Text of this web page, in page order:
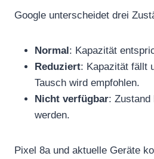
Google unterscheidet drei
Normal: Kapazität
Reduziert: Kapazität fällt
Tausch wird empfohlen.
Nicht verfügbar: Zustand
werden.
Pixel 8a und aktuelle Geräte